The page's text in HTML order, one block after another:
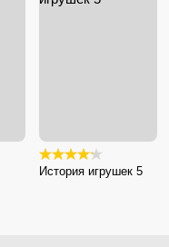
История игрушек 5